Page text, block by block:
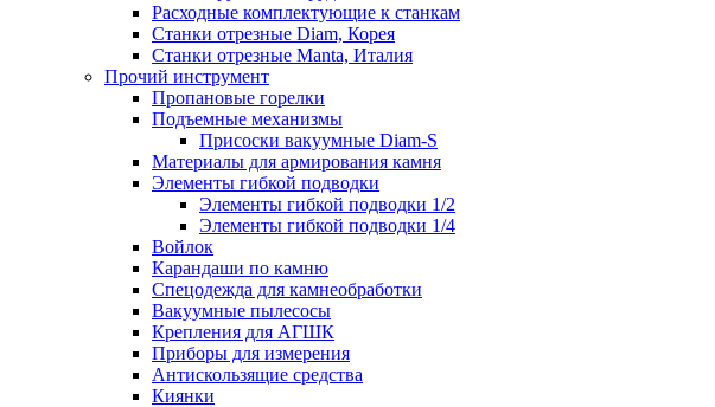
Расходные комплектующие к станкам
Станки отрезные Diam, Корея
Станки отрезные Manta, Италия
Прочий инструмент
Пропановые горелки
Подъeмные механизмы
Присоски вакуумные Diam-S
Материалы для армирования камня
Элементы гибкой подводки
Элементы гибкой подводки 1/2
Элементы гибкой подводки 1/4
Войлок
Карандаши по камню
Спецодежда для камнеобработки
Вакуумные пылесосы
Крепления для АГШК
Приборы для измерения
Антискользящие средства
Киянки